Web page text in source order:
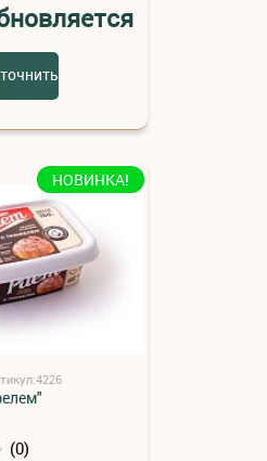
НОВИНКА!
(0)